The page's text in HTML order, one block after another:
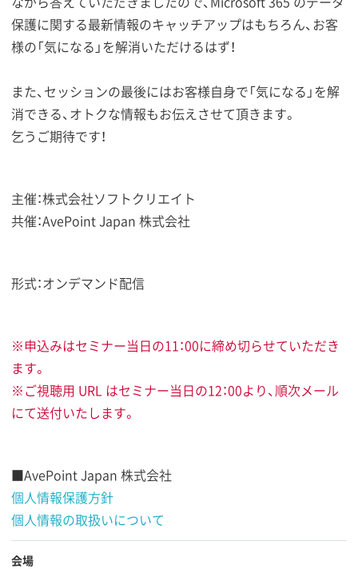
保護に関する最新情報のキャッチアップはもちろん、お客
様の「気になる」を解消いただけるはず！
また、セッションの最後にはお客様自身で「気になる」を解
消できる、オトクな情報もお伝えさせて頂きます。
乞うご期待です！
主催：株式会社ソフトクリエイト
共催：AvePoint Japan 株式会社
形式：オンデマンド配信
※申込みはセミナー当日の11：00に締め切らせていただき
ます。
※ご視聴用 URL はセミナー当日の12：00より、順次メール
にて送付いたします。
■AvePoint Japan 株式会社
個人情報保護方針
個人情報の取扱いについて
会場